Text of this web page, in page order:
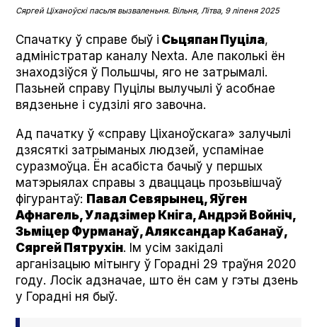
Сяргей Ціханоўскі пасьля вызваленьня. Вільня, Літва, 9 ліпеня 2025
Спачатку ў справе быў і Сьцяпан Пуціла,
адміністратар каналу Nex­ta. Але паколькі ён
знаходзіўся ў Польшчы, яго не затрымалі.
Пазьней справу Пуцілы вылучылі ў асобнае
вядзеньне і судзілі яго завочна.
Ад пачатку ў «справу Ціханоўскага» залучылі
дзясяткі затрыманых людзей, успамінае
суразмоўца. Ён асабіста бачыў у першых
матэрыялах справы з дваццаць прозьвішчаў
фігурантаў: Павал Севярынец, Яўген
Афнагель, Уладзімер Кніга, Андрэй Войніч,
Зьміцер Фурманаў, Аляксандар Кабанаў,
Сяргей Пятрухін. Ім усім закідалі
арганізацыю мітынгу ў Горадні 29 траўня 2020
году. Лосік адзначае, што ён сам у гэты дзень
у Горадні ня быў.